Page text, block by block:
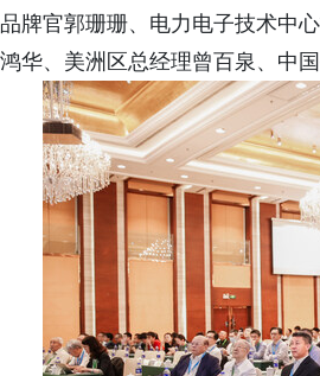
品牌官郭珊珊、电力电子技术中
鸿华、美洲区总经理曾百泉、中